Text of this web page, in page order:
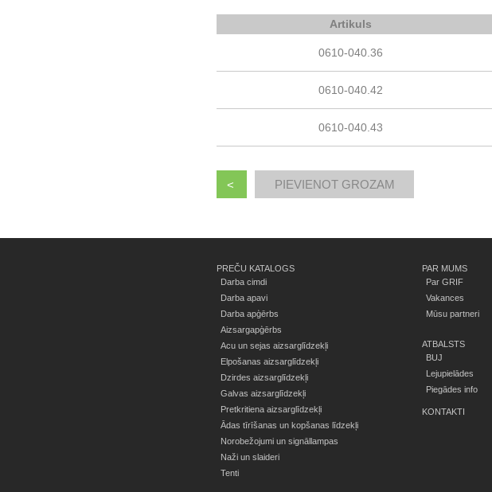
Artikuls
0610-040.36
0610-040.42
0610-040.43
<
PREČU KATALOGS
Darba cimdi
Darba apavi
Darba apģērbs
Aizsargapģērbs
Acu un sejas aizsarglīdzekļi
Elpošanas aizsarglīdzekļi
Dzirdes aizsarglīdzekļi
Galvas aizsarglīdzekļi
Pretkritiena aizsarglīdzekļi
Ādas tīrīšanas un kopšanas līdzekļi
Norobežojumi un signāllampas
Naži un slaideri
Tenti
PAR MUMS
Par GRIF
Vakances
Mūsu partneri
ATBALSTS
BUJ
Lejupielādes
Piegādes info
KONTAKTI